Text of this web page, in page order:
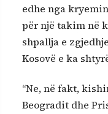
edhe nga
për një takim në
shpallja e
Kosovë e ka
“Ne, në fakt,
Beogradit dhe